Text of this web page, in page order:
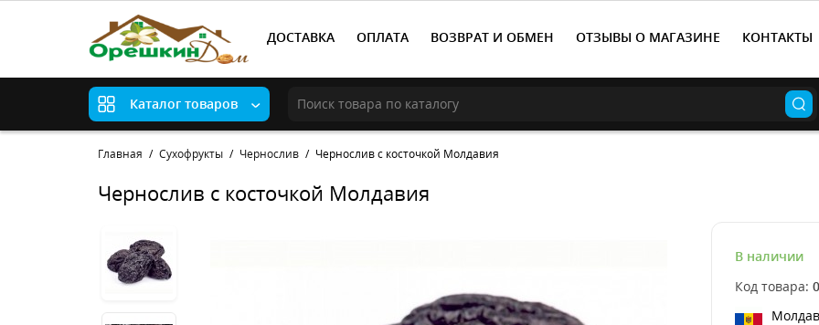
ДОСТАВКА ОПЛАТА ВОЗВРАТ И ОБМЕН ОТЗЫВЫ О МАГАЗИНЕ КОНТАКТЫ
Каталог товаров
Главная Сухофрукты Чернослив Чернослив с косточкой Молдавия
Чернослив с косточкой Молдавия
В наличии
Код товара: